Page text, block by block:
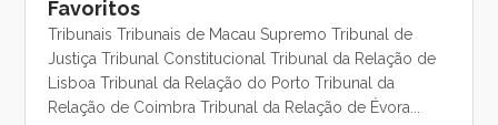
Favoritos
Tribunais Tribunais de Macau Supremo Tribunal de
Justiça Tribunal Constitucional Tribunal da Relação de
Lisboa Tribunal da Relação do Porto Tribunal da
Relação de Coimbra Tribunal da Relação de Évora...